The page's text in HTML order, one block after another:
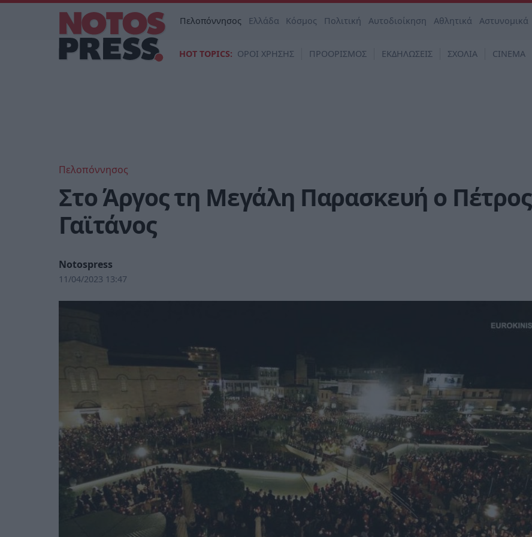
Πελοπόννησος Ελλάδα Κόσμος Πολιτική Αυτοδιοίκηση Αθλητικά Αστυνομικά
HOT TOPICS: ΟΡΟΙ ΧΡΗΣΗΣ ΠΡΟΟΡΙΣΜΟΣ ΕΚΔΗΛΩΣΕΙΣ ΣΧΟΛΙΑ CINEMA
Πελοπόννησος
Στο Άργος τη Μεγάλη Παρασκευή ο Πέτρος
Γαϊτάνος
Notospress
11/04/2023 13:47